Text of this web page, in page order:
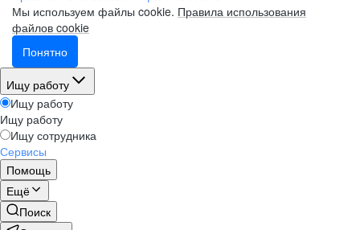
Мы используем файлы cookie. Правила использования
файлов cookie
Понятно
Ищу работу
Ищу работу
Ищу работу
Ищу сотрудника
Сервисы
Помощь
Ещё
Поиск